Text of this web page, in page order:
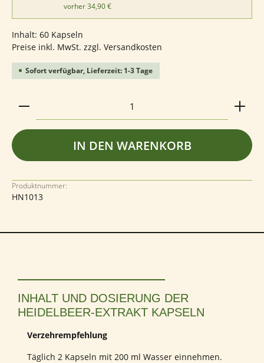
vorher 34,90 €
Inhalt: 60 Kapseln
Preise inkl. MwSt. zzgl. Versandkosten
Sofort verfügbar, Lieferzeit: 1-3 Tage
Produkt Anzahl: Gib den gewünschten Wert ein
IN DEN WARENKORB
Produktnummer:
HN1013
INHALT UND DOSIERUNG DER
HEIDELBEER-EXTRAKT KAPSELN
Verzehrempfehlung
Täglich 2 Kapseln mit 200 ml Wasser einnehmen.